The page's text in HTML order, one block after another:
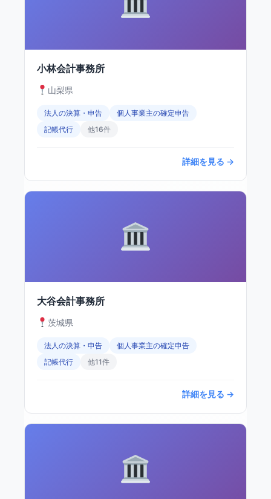
小林会計事務所
山梨県
法人の決算・申告
個人事業主の確定申告
記帳代行
他16件
詳細を見る →
大谷会計事務所
茨城県
法人の決算・申告
個人事業主の確定申告
記帳代行
他11件
詳細を見る →